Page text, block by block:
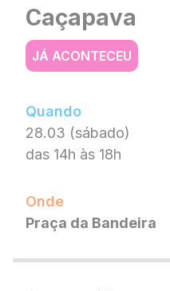
Caçapava
JÁ ACONTECEU
Quando
28.03 (sábado)
das 14h às 18h
Onde
Praça da Bandeira